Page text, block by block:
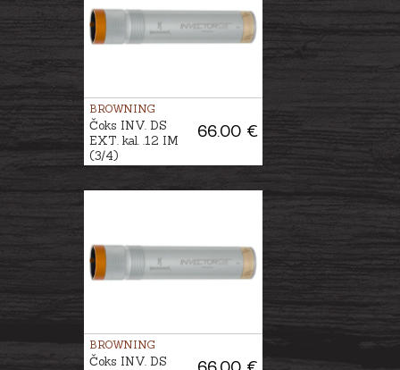
BROWNING
66.00 €
Čoks INV. DS
EXT. kal. .12 IM
(3/4)
BROWNING
Čoks INV. DS